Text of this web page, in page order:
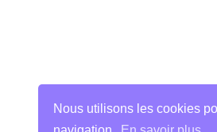
Nous utilisons les cookies